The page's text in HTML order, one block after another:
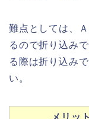
難点としては、
るので折り込み
る際は折り込み
い。